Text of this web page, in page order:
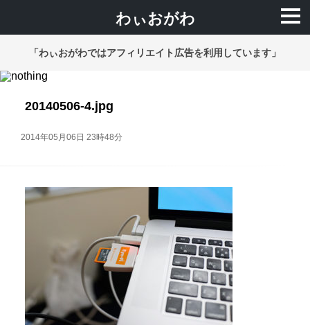
わぃおがわ
「わぃおがわではアフィリエイト広告を利用しています」
20140506-4.jpg
2014年05月06日 23時48分